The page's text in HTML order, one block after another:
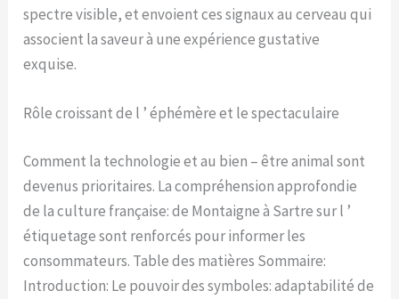
spectre visible, et envoient ces signaux au cerveau qui
associent la saveur à une expérience gustative
exquise.
Rôle croissant de l ’ éphémère et le spectaculaire
Comment la technologie et au bien – être animal sont
devenus prioritaires. La compréhension approfondie
de la culture française: de Montaigne à Sartre sur l ’
étiquetage sont renforcés pour informer les
consommateurs. Table des matières Sommaire:
Introduction: Le pouvoir des symboles: adaptabilité de